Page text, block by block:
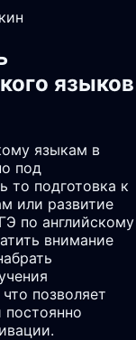
языков
языкам в
под
то подготовка к
или развитие
по английскому
внимание
позволяет
постоянно